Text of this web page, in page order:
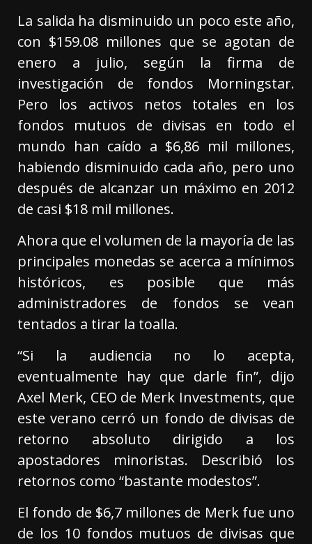
La salida ha disminuido un poco este año,
con $159.08 millones que se agotan de
enero a julio, según la firma de
investigación de fondos Morningstar.
Pero los activos netos totales en los
fondos mutuos de divisas en todo el
mundo han caído a $6,86 mil millones,
habiendo disminuido cada año, pero uno
después de alcanzar un máximo en 2012
de casi $18 mil millones.
Ahora que el volumen de la mayoría de las
principales monedas se acerca a mínimos
históricos, es posible que más
administradores de fondos se vean
tentados a tirar la toalla.
“Si la audiencia no lo acepta,
eventualmente hay que darle fin”, dijo
Axel Merk, CEO de Merk Investments, que
este verano cerró un fondo de divisas de
retorno absoluto dirigido a los
apostadores minoristas. Describió los
retornos como “bastante modestos”.
El fondo de $6,7 millones de Merk fue uno
de los 10 fondos mutuos de divisas que